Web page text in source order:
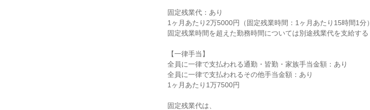
固定残業代：あり
1ヶ月あたり2万5000円（固定残業時間：1ヶ月あたり15時間1分）
固定残業時間を超えた勤務時間については別途残業代を支給する
【一律手当】
全員に一律で支払われる通勤・皆勤・家族手当金額：あり
全員に一律で支払われるその他手当金額：あり
1ヶ月あたり1万7500円
固定残業代は、